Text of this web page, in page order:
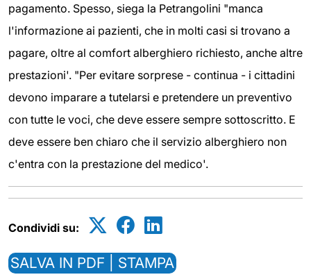
pagamento. Spesso, siega la Petrangolini "manca
l'informazione ai pazienti, che in molti casi si trovano a
pagare, oltre al comfort alberghiero richiesto, anche altre
prestazioni'. "Per evitare sorprese - continua - i cittadini
devono imparare a tutelarsi e pretendere un preventivo
con tutte le voci, che deve essere sempre sottoscritto. E
deve essere ben chiaro che il servizio alberghiero non
c'entra con la prestazione del medico'.
Condividi su:
SALVA IN PDF | STAMPA